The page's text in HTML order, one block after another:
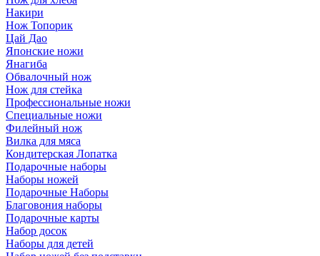
Накири
Нож Топорик
Цай Дао
Японские ножи
Янагиба
Обвалочный нож
Нож для стейка
Профессиональные ножи
Специальные ножи
Филейный нож
Вилка для мяса
Кондитерская Лопатка
Подарочные наборы
Наборы ножей
Подарочные Наборы
Благовония наборы
Подарочные карты
Набор досок
Наборы для детей